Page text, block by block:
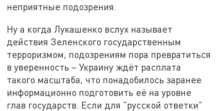
неприятные подозрения.
Ну а когда Лукашенко вслух называет
действия Зеленского государственным
терроризмом, подозрениям пора превратиться
в уверенность – Украину ждёт расплата
такого масштаба, что понадобилось заранее
информационно подготовить её на уровне
глав государств. Если для "русской ответки"